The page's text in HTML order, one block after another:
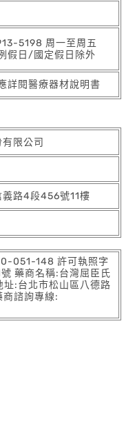
5198 周一至周五
假日/國定假日除外
詳閱醫療器材說明書
限公司
路4段456號11樓
051-148 許可執照字
藥商名稱:台灣屈臣氏
:台北市松山區八德路
商諮詢專線: